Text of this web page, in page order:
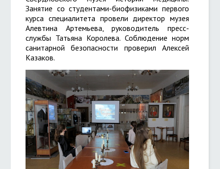
Занятие со студентами-биофизиками первого
курса специалитета провели директор музея
Алевтина Артемьева, руководитель пресс-
службы Татьяна Королева. Соблюдение норм
санитарной безопасности проверил Алексей
Казаков.